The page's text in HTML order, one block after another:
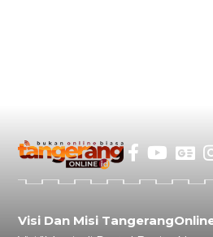
Visi Dan Misi